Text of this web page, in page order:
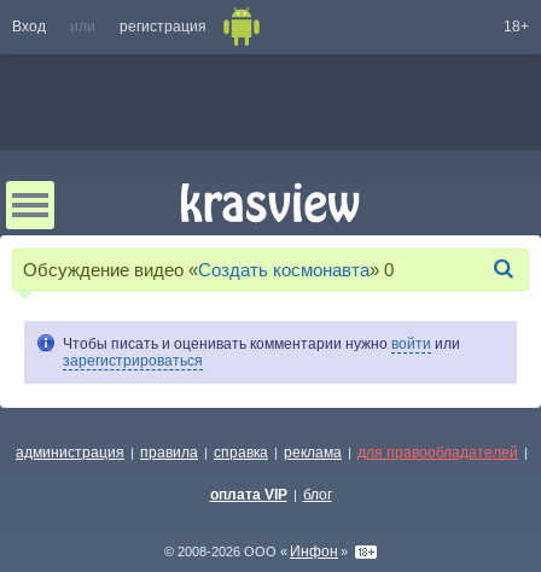
Вход или регистрация 18+
Обсуждение видео «Создать космонавта» 0
Чтобы писать и оценивать комментарии нужно войти или
зарегистрироваться
администрация | правила | справка | реклама | для правообладателей |
оплата VIP | блог
© 2008-2026 ООО « Инфон »